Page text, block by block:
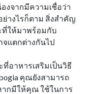
องจากมีความเชื่อว่า
างไรก็ตาม สิ่งสําคัญ
ที่ให้มาพร้อมกับ
จแตกต่างกันไป
อาหารเสริมเป็นวิธี
คุณยังสามารถ
กมีให้คุณ ใช้ในการ